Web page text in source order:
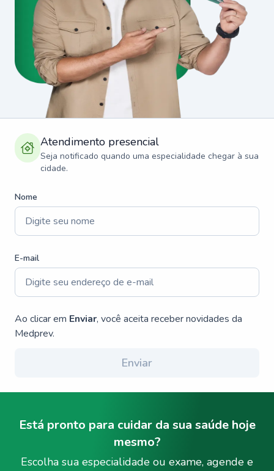
Atendimento presencial
Seja notificado quando uma especialidade chegar à sua
cidade.
Nome
E-mail
Ao clicar em Enviar, você aceita receber novidades da
Medprev.
Enviar
Está pronto para cuidar da sua saúde hoje
mesmo?
Escolha sua especialidade ou exame, agende e